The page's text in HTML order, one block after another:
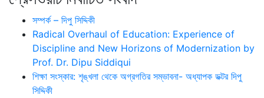
সম্পর্ক – দিপু সিদ্দিকী
Radical Overhaul of Education: Experience of
Discipline and New Horizons of Modernization by
Prof. Dr. Dipu Siddiqui
শিক্ষা সংস্কার: শৃঙ্খলা থেকে অগ্রগতির সম্ভাবনা- অধ্যাপক ডক্টর দিপু
সিদ্দিকী